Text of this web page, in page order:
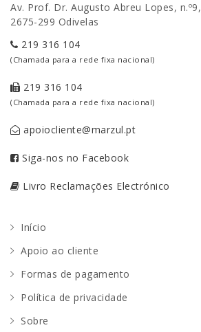
Av. Prof. Dr. Augusto Abreu Lopes, n.º9,
2675-299 Odivelas
219 316 104
(Chamada para a rede fixa nacional)
219 316 104
(Chamada para a rede fixa nacional)
apoiocliente@marzul.pt
Siga-nos no Facebook
Livro Reclamações Electrónico
Início
Apoio ao cliente
Formas de pagamento
Política de privacidade
Sobre